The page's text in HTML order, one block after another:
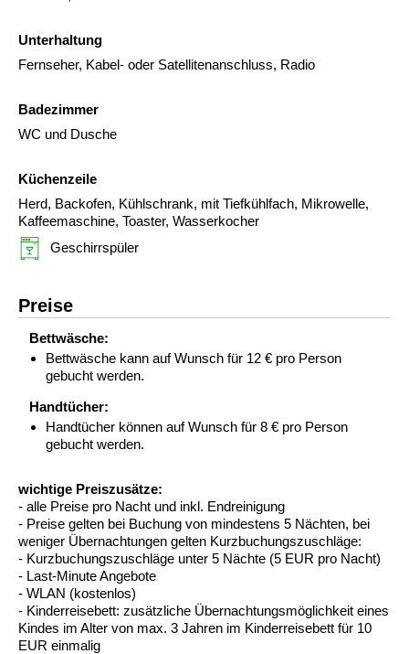
Unterhaltung
Fernseher, Kabel- oder Satellitenanschluss, Radio
Badezimmer
WC und Dusche
Küchenzeile
Herd, Backofen, Kühlschrank, mit Tiefkühlfach, Mikrowelle,
Kaffeemaschine, Toaster, Wasserkocher
Geschirrspüler
Preise
Bettwäsche:
Bettwäsche kann auf Wunsch für 12 € pro Person
gebucht werden.
Handtücher:
Handtücher können auf Wunsch für 8 € pro Person
gebucht werden.
wichtige Preiszusätze:
- alle Preise pro Nacht und inkl. Endreinigung
- Preise gelten bei Buchung von mindestens 5 Nächten, bei
weniger Übernachtungen gelten Kurzbuchungszuschläge:
- Kurzbuchungszuschläge unter 5 Nächte (5 EUR pro Nacht)
- Last-Minute Angebote
- WLAN (kostenlos)
- Kinderreisebett: zusätzliche Übernachtungsmöglichkeit eines
Kindes im Alter von max. 3 Jahren im Kinderreisebett für 10
EUR einmalig